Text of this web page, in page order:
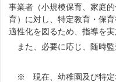
事業者（小規模保育、家庭
育）に対し、特定教育・保
適性化を図るため、指導を実
また、必要に応じ、随時監
※ 現在、幼稚園及び特定